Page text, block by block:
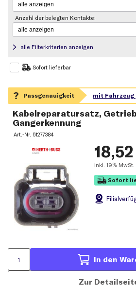
Anzahl der belegten Kontakte:
alle Filterkriterien anzeigen
Sofort lieferbar
Kabelreparatursatz,
Gangerkennung
Art.-Nr. 51277384
18,52
inkl. 19% MwSt.
Sofort
Filial
In den
Zur